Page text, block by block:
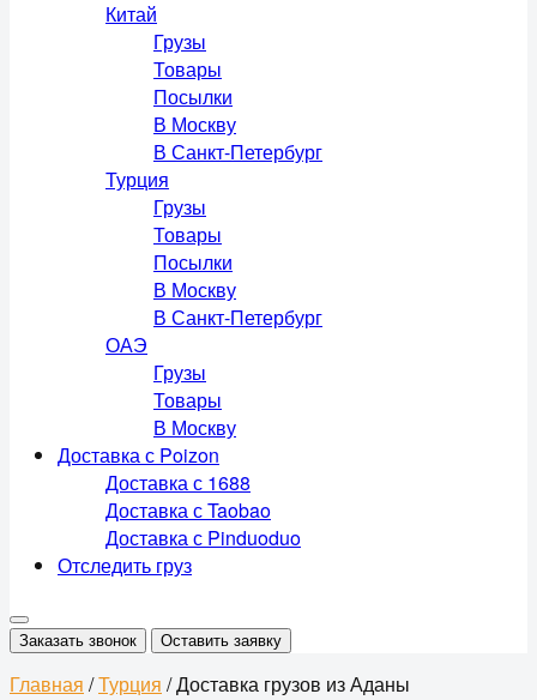
Китай
Грузы
Товары
Посылки
В Москву
В Санкт-Петербург
Турция
Грузы
Товары
Посылки
В Москву
В Санкт-Петербург
ОАЭ
Грузы
Товары
В Москву
Доставка с Poizon
Доставка с 1688
Доставка с Taobao
Доставка с Pinduoduo
Отследить груз
Заказать звонок Оставить заявку
Главная /Турция /Доставка грузов из Аданы